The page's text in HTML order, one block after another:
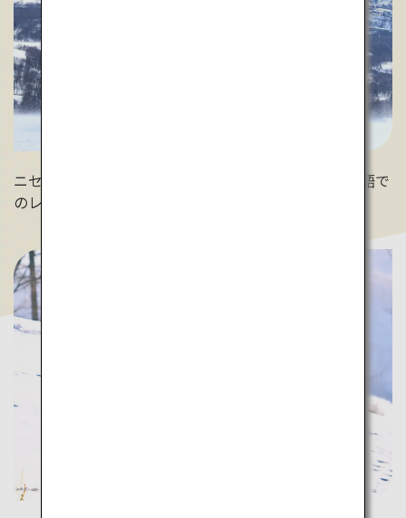
ニセコでは国際色豊かなインストラクターによる多言語で
のレッスンが充実。（ヒルトンニセコビレッジ）